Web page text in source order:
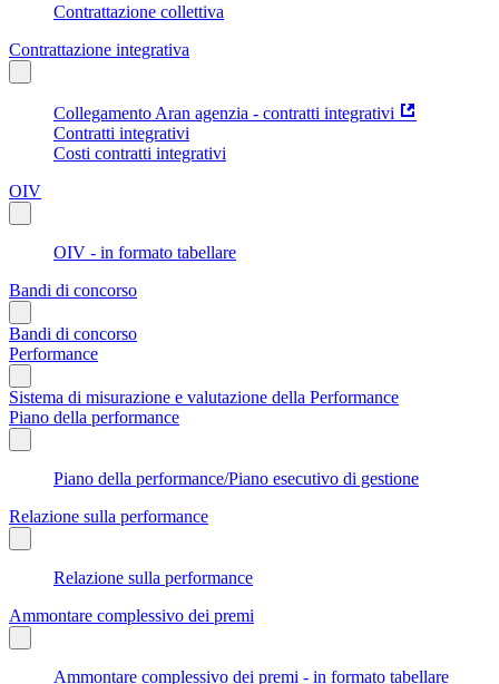
Contrattazione collettiva
Contrattazione integrativa
Collegamento Aran agenzia - contratti integrativi
Contratti integrativi
Costi contratti integrativi
OIV
OIV - in formato tabellare
Bandi di concorso
Bandi di concorso
Performance
Sistema di misurazione e valutazione della Performance
Piano della performance
Piano della performance/Piano esecutivo di gestione
Relazione sulla performance
Relazione sulla performance
Ammontare complessivo dei premi
Ammontare complessivo dei premi - in formato tabellare